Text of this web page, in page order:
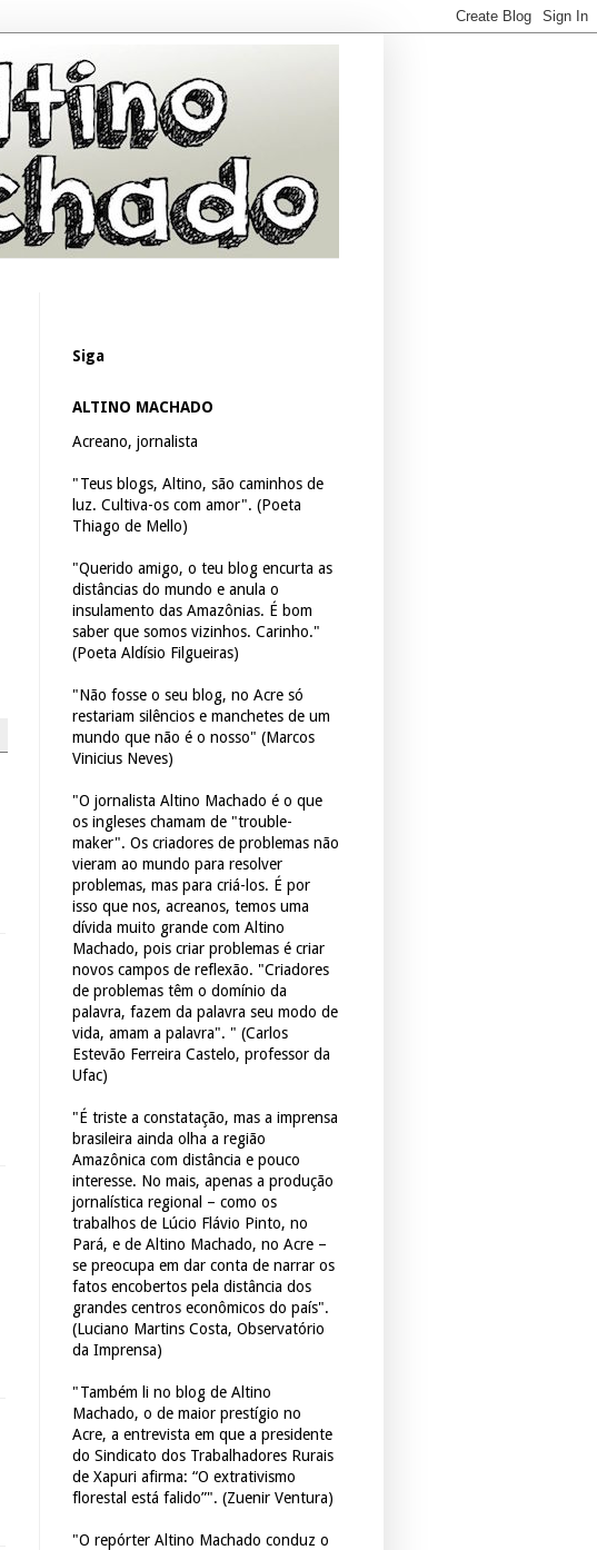
Siga
ALTINO MACHADO
Acreano, jornalista
"Teus blogs, Altino, são caminhos de
luz. Cultiva-os com amor". (Poeta
Thiago de Mello)
"Querido amigo, o teu blog encurta as
distâncias do mundo e anula o
insulamento das Amazônias. É bom
saber que somos vizinhos. Carinho."
(Poeta Aldísio Filgueiras)
"Não fosse o seu blog, no Acre só
restariam silêncios e manchetes de um
mundo que não é o nosso" (Marcos
Vinicius Neves)
"O jornalista Altino Machado é o que
os ingleses chamam de "trouble-
maker". Os criadores de problemas não
vieram ao mundo para resolver
problemas, mas para criá-los. É por
isso que nos, acreanos, temos uma
dívida muito grande com Altino
Machado, pois criar problemas é criar
novos campos de reflexão. "Criadores
de problemas têm o domínio da
palavra, fazem da palavra seu modo de
vida, amam a palavra". " (Carlos
Estevão Ferreira Castelo, professor da
Ufac)
"É triste a constatação, mas a imprensa
brasileira ainda olha a região
Amazônica com distância e pouco
interesse. No mais, apenas a produção
jornalística regional – como os
trabalhos de Lúcio Flávio Pinto, no
Pará, e de Altino Machado, no Acre –
se preocupa em dar conta de narrar os
fatos encobertos pela distância dos
grandes centros econômicos do país".
(Luciano Martins Costa, Observatório
da Imprensa)
"Também li no blog de Altino
Machado, o de maior prestígio no
Acre, a entrevista em que a presidente
do Sindicato dos Trabalhadores Rurais
de Xapuri afirma: “O extrativismo
florestal está falido”". (Zuenir Ventura)
"O repórter Altino Machado conduz o